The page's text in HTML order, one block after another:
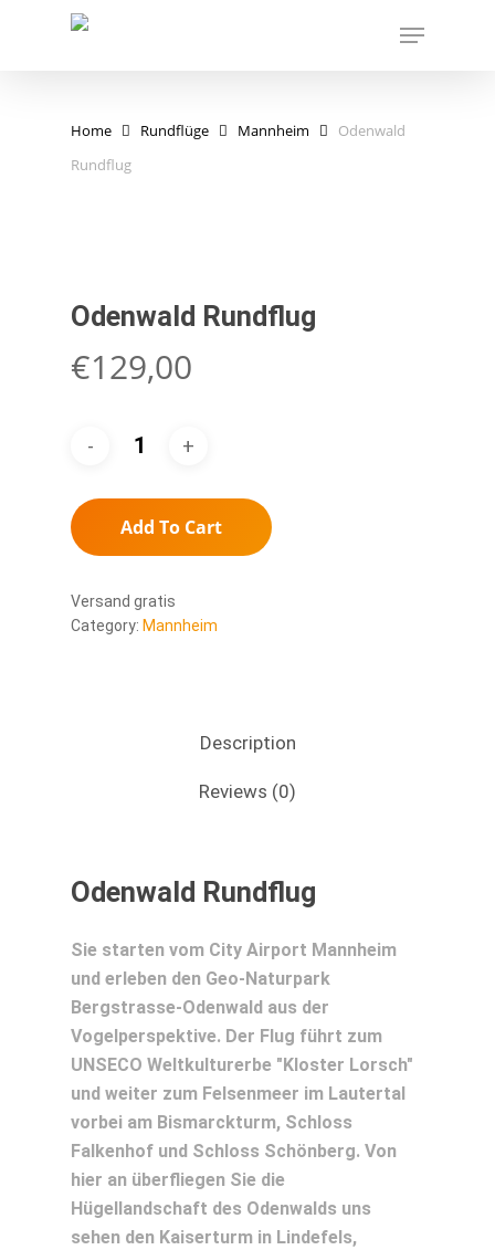
Menu
Home Rundflüge Mannheim
Odenwald
Rundflug
Odenwald Rundflug
€129,00
Add To Cart
Versand gratis
Category: Mannheim
Description
Reviews (0)
Odenwald Rundflug
Sie starten vom City Airport Mannheim
und erleben den Geo-Naturpark
Bergstrasse-Odenwald aus der
Vogelperspektive. Der Flug führt zum
UNSECO Weltkulturerbe "Kloster Lorsch"
und weiter zum Felsenmeer im Lautertal
vorbei am Bismarckturm, Schloss
Falkenhof und Schloss Schönberg. Von
hier an überfliegen Sie die
Hügellandschaft des Odenwalds uns
sehen den Kaiserturm in Lindefels,